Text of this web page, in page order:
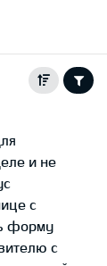
и не
с
форму
с